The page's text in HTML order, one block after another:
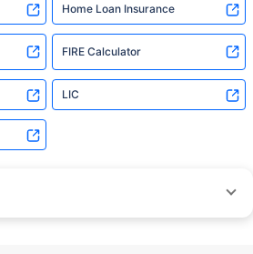
Home Loan Insurance
FIRE Calculator
LIC